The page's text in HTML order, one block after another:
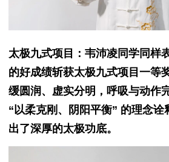
太极九式项目：韦沛凌同学同样
的好成绩斩获太极九式项目一等
缓圆润、虚实分明，呼吸与动作
“以柔克刚、阴阳平衡” 的理念
出了深厚的太极功底。